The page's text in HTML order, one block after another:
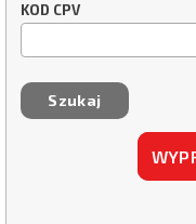
KOD CPV